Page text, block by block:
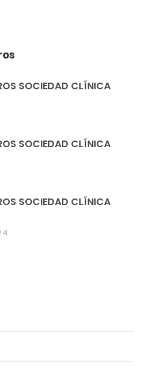
SOCIEDAD CLÍNICA
SOCIEDAD CLÍNICA
SOCIEDAD CLÍNICA